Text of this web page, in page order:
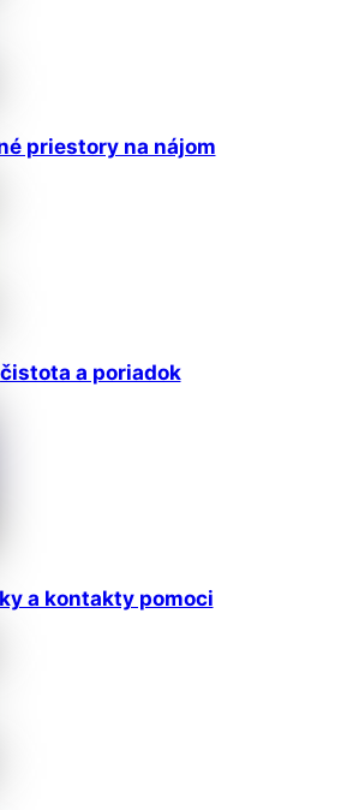
priestory na nájom
čistota a poriadok
a kontakty pomoci